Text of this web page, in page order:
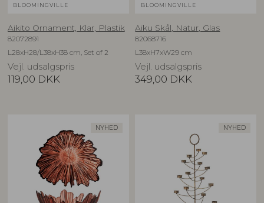
BLOOMINGVILLE
Aikito Ornament, Klar, Plastik
82072891
L28xH28/L38xH38 cm, Set of 2
Vejl. udsalgspris
119,00 DKK
BLOOMINGVILLE
Aiku Skål, Natur, Glas
82068716
L38xH7xW29 cm
Vejl. udsalgspris
349,00 DKK
NYHED NYHED